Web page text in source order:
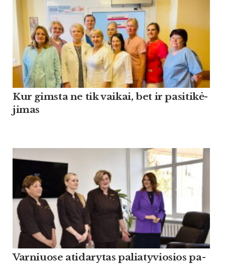
Kur gims­ta ne tik vai­kai, bet ir pa­si­ti­kė­
ji­mas
Var­niuo­se ati­da­ry­tas pa­lia­ty­vio­sios pa­